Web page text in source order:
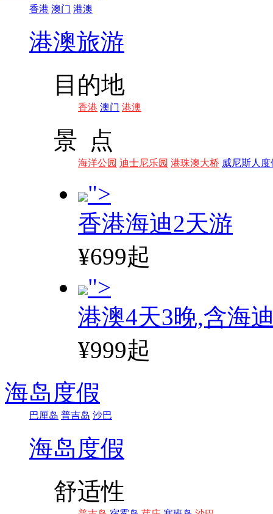
香港 澳门 港澳
港澳旅游
目的地
香港 澳门 港澳
景 点
海洋公园 迪士尼乐园 港珠澳大桥 威尼斯人度
">
香港海迪2天游
¥699起
">
港澳4天3晚,含海
¥999起
海岛度假
巴厘岛 普吉岛 沙巴
海岛度假
舒适性